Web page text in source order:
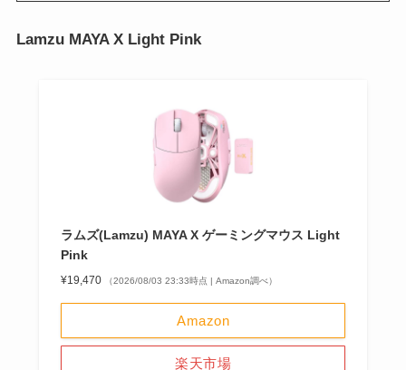
Lamzu MAYA X Light Pink
ラムズ(Lamzu) MAYA X ゲーミングマウス Light
Pink
¥19,470 （2026/08/03 23:33時点 | Amazon調べ）
Amazon
楽天市場